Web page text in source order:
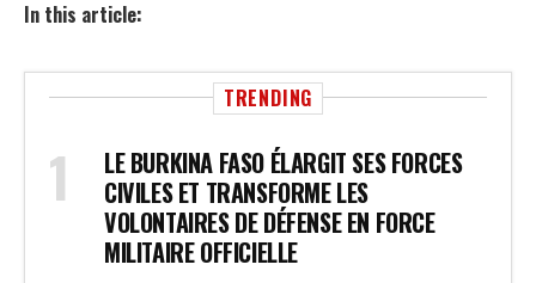
In this article:
TRENDING
LE BURKINA FASO ÉLARGIT SES FORCES
CIVILES ET TRANSFORME LES
VOLONTAIRES DE DÉFENSE EN FORCE
MILITAIRE OFFICIELLE